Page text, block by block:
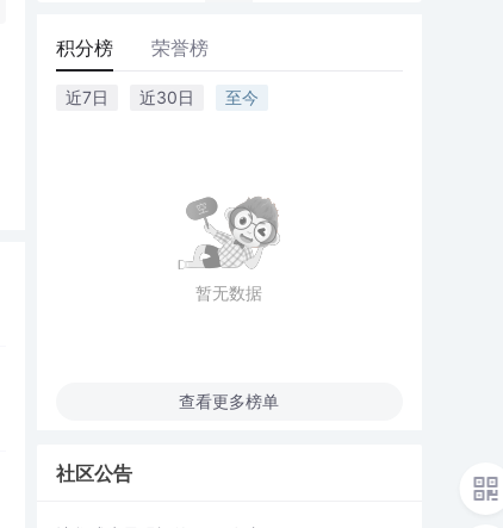
积分榜 荣誉榜
近7日 近30日 至今
暂无数据
查看更多榜单
社区公告